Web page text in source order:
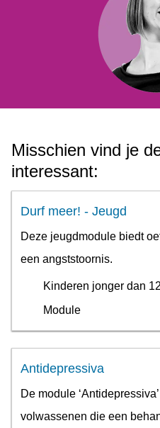
Misschien vind je
interessant:
Durf meer! - Jeugd
Deze jeugdmodule biedt
een angststoornis.
Kinderen jonger dan
Module
Antidepressiva
De module
volwassenen die een